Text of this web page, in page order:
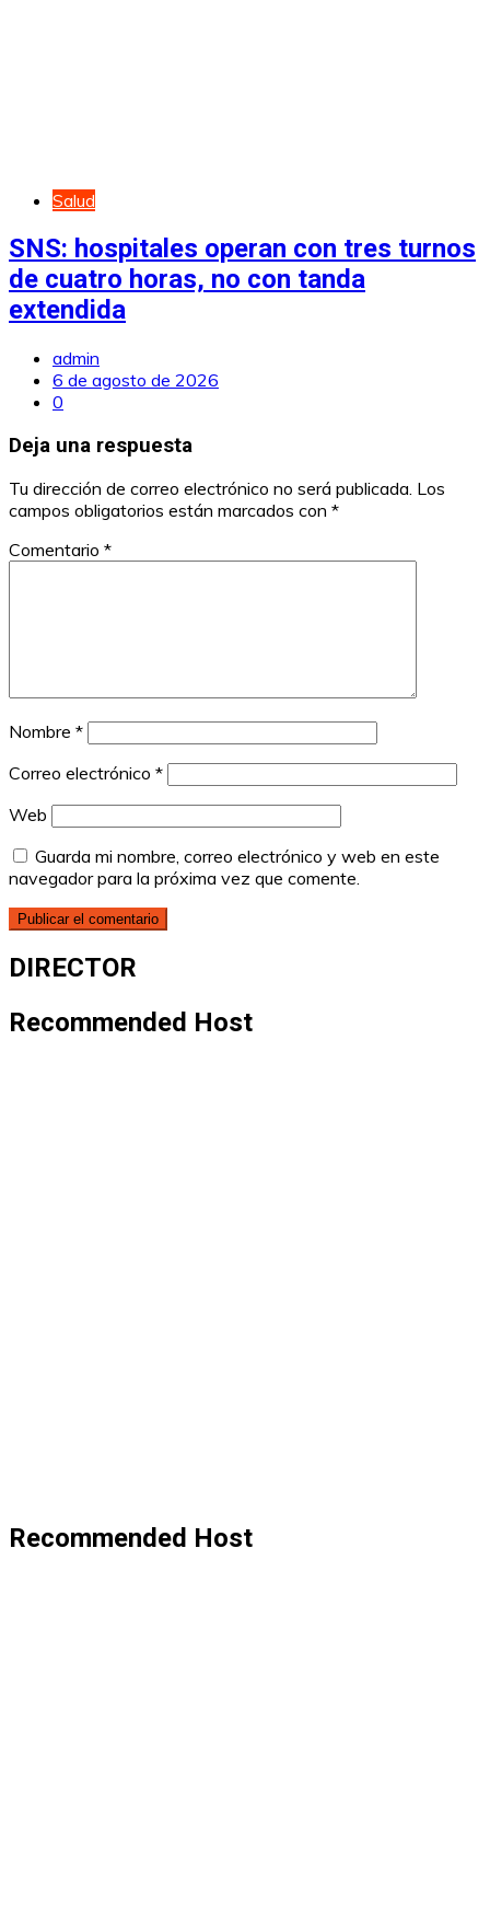
Salud
SNS: hospitales operan con tres turnos
de cuatro horas, no con tanda
extendida
admin
6 de agosto de 2026
0
Deja una respuesta
Tu dirección de correo electrónico no será publicada. Los
campos obligatorios están marcados con *
Comentario *
Nombre *
Correo electrónico *
Web
Guarda mi nombre, correo electrónico y web en este
navegador para la próxima vez que comente.
DIRECTOR
Recommended Host
Recommended Host